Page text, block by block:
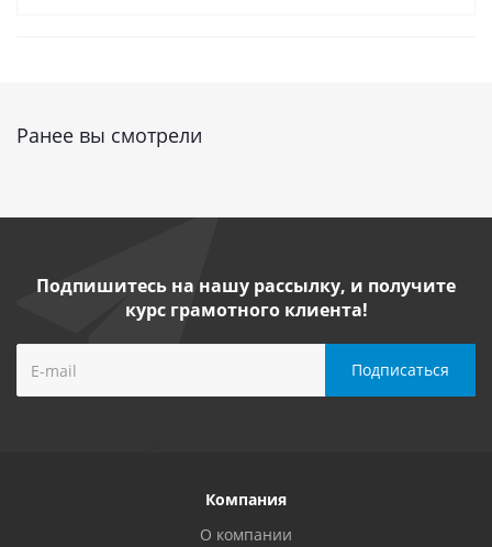
Ранее вы смотрели
Подпишитесь на нашу рассылку, и получите
курс грамотного клиента!
Компания
О компании